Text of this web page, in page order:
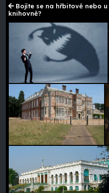
Bojíte se na hřbitově nebo
knihovně?